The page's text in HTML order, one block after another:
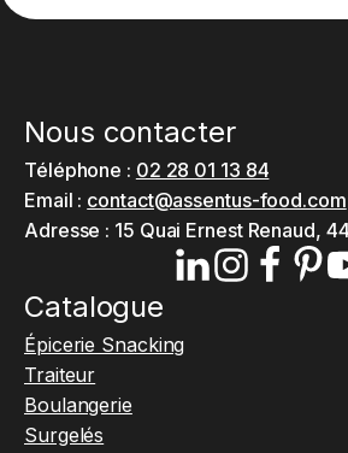
Nous contacter
Téléphone : 02 28 01 13 84
Email : contact@assentus-food.com
Adresse : 15 Quai Ernest Renaud,
Catalogue
Épicerie Snacking
Traiteur
Boulangerie
Surgelés